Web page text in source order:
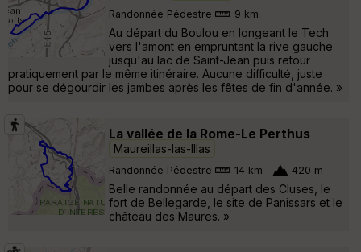
Randonnée Pédestre 9 km
Au départ du Boulou en longeant le Tech
vers l'amont en empruntant la rive gauche
jusqu'au lac de Saint-Jean puis retour
pratiquement par le même itinéraire. Aucune difficulté, juste
pour se dégourdir les jambes après les fêtes de fin d'année. »
La vallée de la Rome-Le Perthus
Maureillas-las-Illas
Randonnée Pédestre 14 km 420 m
Belle randonnée au départ des Cluses, le
fort de Bellegarde, le site de Panissars et le
château des Maures. »